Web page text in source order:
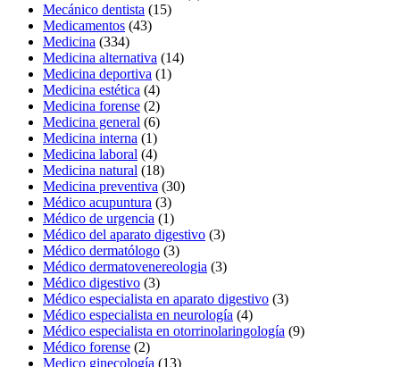
Mecánico dentista (15)
Medicamentos (43)
Medicina (334)
Medicina alternativa (14)
Medicina deportiva (1)
Medicina estética (4)
Medicina forense (2)
Medicina general (6)
Medicina interna (1)
Medicina laboral (4)
Medicina natural (18)
Medicina preventiva (30)
Médico acupuntura (3)
Médico de urgencia (1)
Médico del aparato digestivo (3)
Médico dermatólogo (3)
Médico dermatovenereologia (3)
Médico digestivo (3)
Médico especialista en aparato digestivo (3)
Médico especialista en neurología (4)
Médico especialista en otorrinolaringología (9)
Médico forense (2)
Medico ginecología (13)